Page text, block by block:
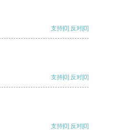
支持[0] 反对[0]
支持[0] 反对[0]
支持[0] 反对[0]